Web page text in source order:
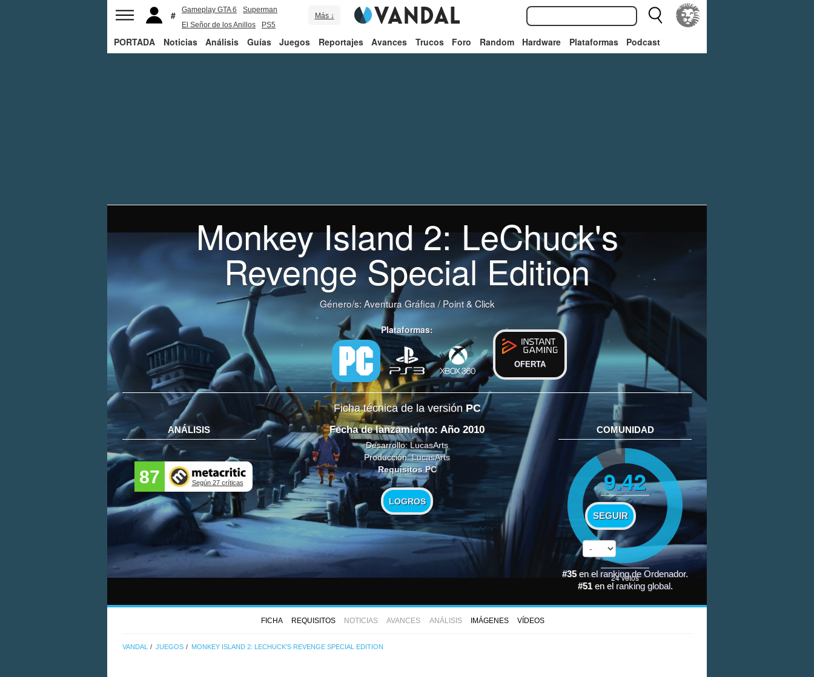
Gameplay GTA 6
Superman
El Señor de los Anillos
PS5
Más ↓
PORTADA Noticias Análisis Guías Juegos Reportajes Avances Trucos Foro Random Hardware Plataformas Podcast
Monkey Island 2: LeChuck's
Revenge Special Edition
Género/s:Aventura Gráfica /Point & Click
Plataformas:
OFERTA
Ficha técnica de la versiónPC
ANÁLISIS
87 Según 27 críticas
Fecha de lanzamiento: Año 2010
Desarrollo:LucasArts
Producción:LucasArts
Requisitos PC
LOGROS
COMUNIDAD
9.42
SEGUIR
24votos
#35en el ranking de Ordenador.
#51en el ranking global.
FICHA REQUISITOS NOTICIAS AVANCES ANÁLISIS IMÁGENES VÍDEOS
VANDAL JUEGOS MONKEY ISLAND 2: LECHUCK'S REVENGE SPECIAL EDITION